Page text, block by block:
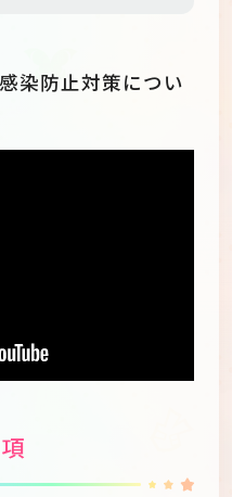
染防止対策につい